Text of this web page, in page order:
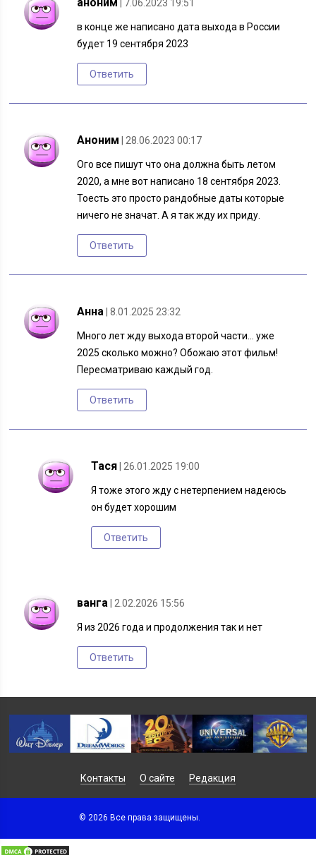
| 7.06.2023 19:51
в конце же написано дата выхода в России
будет 19 сентября 2023
Ответить
Аноним | 28.06.2023 00:17
Ого все пишут что она должна быть летом
2020, а мне вот написано 18 сентября 2023.
Тоесть это просто рандобные даты которые
ничего не значат. А я так жду их приду.
Ответить
Анна | 8.01.2025 23:32
Много лет жду выхода второй части… уже
2025 сколько можно? Обожаю этот фильм!
Пересматриваю каждый год.
Ответить
Тася | 26.01.2025 19:00
Я тоже этого жду с нетерпением надеюсь
он будет хорошим
Ответить
ванга | 2.02.2026 15:56
Я из 2026 года и продолжения так и нет
Ответить
Контакты О сайте Редакция
© 2026 Все права защищены.